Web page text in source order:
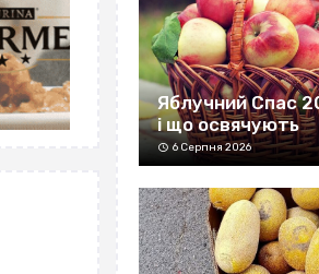
Яблучний Спас
і що освячують
6 Серпня 2026